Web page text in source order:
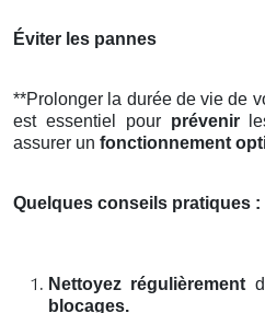
Éviter les pannes
**Prolonger la durée de vie de
est essentiel pour prévenir
assurer un fonctionnement
Quelques conseils pratiques :
Nettoyez régulièrement
blocages.